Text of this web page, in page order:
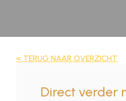
< TERUG NAAR OVERZICHT
Direct verder